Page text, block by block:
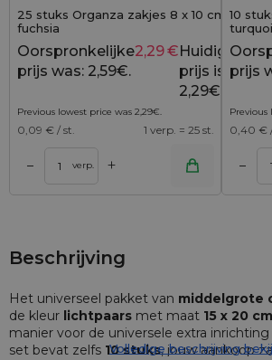
25 stuks Organza zakjes 8 x 10 cm -
fuchsia
2,59
Oorspronkelijke
prijs was: 2,59€.
2,29€Huidige
prijs is:
2,29€.
Previous lowest price was 2,29€
0,09 € / st. 1 verp. = 25 st.
– verp. +
10
prijs
Previous
0,40 €
–
Toevoegen aan winkelwagen
Beschrijving
Het universeel pakket van middelgrote
de kleur lichtpaars met maat 15 x 20 cm
manier voor de universele extra
set bevat zelfs 10 stuks, jouw aankoop
Volledige beschrijving